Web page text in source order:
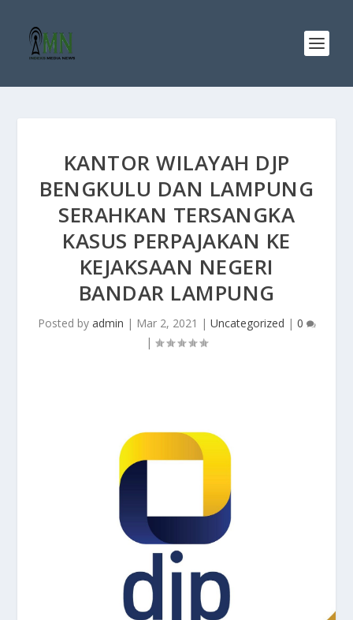
KANTOR WILAYAH DJP
BENGKULU DAN LAMPUNG
SERAHKAN TERSANGKA
KASUS PERPAJAKAN KE
KEJAKSAAN NEGERI
BANDAR LAMPUNG
Posted by admin | Mar 2, 2021 | Uncategorized | 0
|